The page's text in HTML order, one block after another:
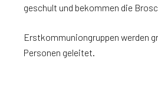
geschult und bekommen die
Erstkommuniongruppen werden
Personen geleitet.